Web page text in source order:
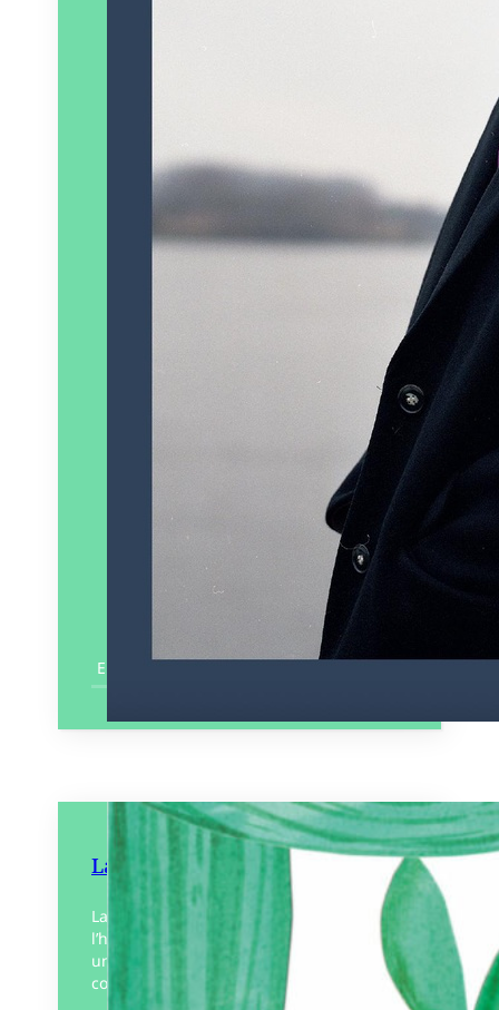
En savoir plus
La Petite Mandarine se rebiffe
La petite mandarine a décidé de réécrire
l’histoire à sa façon. L’autrice y a repéré
une coquille un net problème de
consentement, un « zeste déplacé ». Elle…